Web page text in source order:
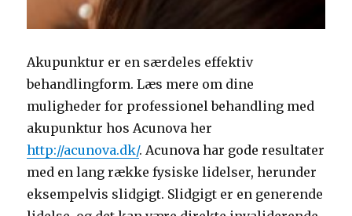
Akupunktur er en særdeles effektiv
behandlingform. Læs mere om dine
muligheder for professionel behandling med
akupunktur hos Acunova her
http://acunova.dk/. Acunova har gode resultater
med en lang række fysiske lidelser, herunder
eksempelvis slidgigt. Slidgigt er en generende